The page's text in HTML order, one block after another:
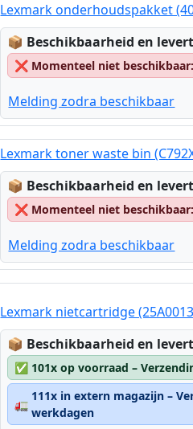
Lexmark onderhoudspakket
📦 Lagerstatus:
Beschikbaarheid en
❌ Momenteel niet
Melding zodra beschikbaar
Lexmark toner waste bin
📦 Lagerstatus:
Beschikbaarheid en
❌ Momenteel niet
Melding zodra beschikbaar
Lexmark nietcartridge
📦 Lagerstatus:
Beschikbaarheid en
✅ 101x op voorraad –
🚛
111x in extern magazijn –
werkdagen